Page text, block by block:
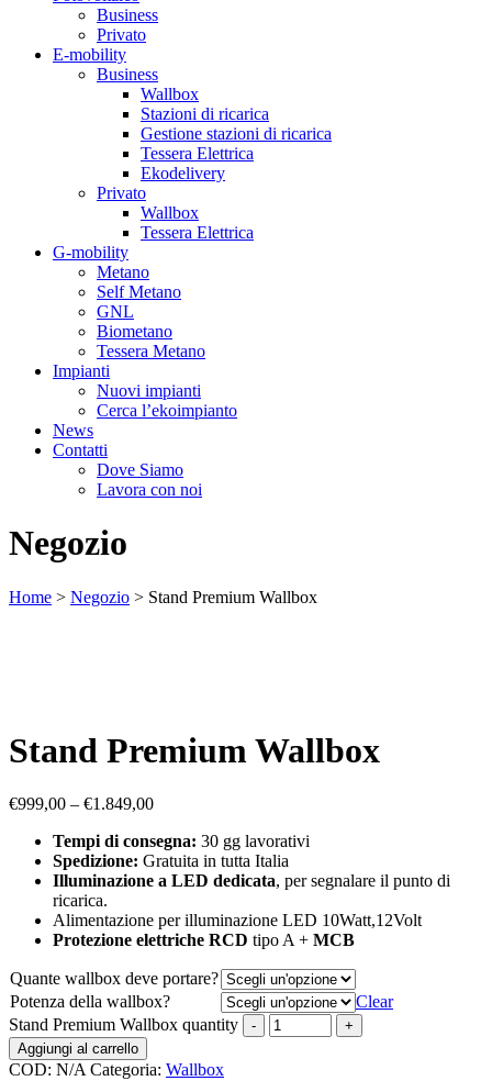
Business
Privato
E-mobility
Business
Wallbox
Stazioni di ricarica
Gestione stazioni di ricarica
Tessera Elettrica
Ekodelivery
Privato
Wallbox
Tessera Elettrica
G-mobility
Metano
Self Metano
GNL
Biometano
Tessera Metano
Impianti
Nuovi impianti
Cerca l’ekoimpianto
News
Contatti
Dove Siamo
Lavora con noi
Negozio
Home > Negozio > Stand Premium Wallbox
Stand Premium Wallbox
€999,00 – €1.849,00
Tempi di consegna: 30 gg lavorativi
Spedizione: Gratuita in tutta Italia
Illuminazione a LED dedicata, per segnalare il punto di
ricarica.
Alimentazione per illuminazione LED 10Watt,12Volt
Protezione elettriche RCD tipo A + MCB
Quante wallbox deve portare?
Potenza della wallbox?
Clear
Stand Premium Wallbox quantity
Aggiungi al carrello
COD: N/A Categoria: Wallbox